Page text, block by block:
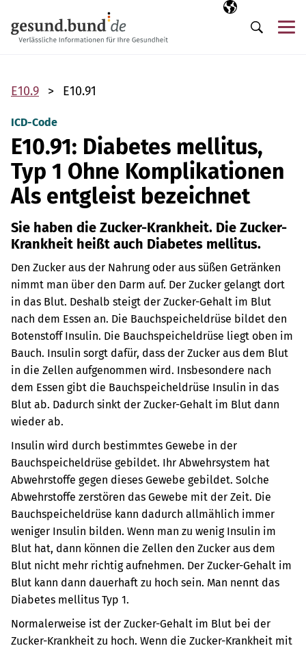
Ausgewählte
DE
Suche
E10.9 E10.91
ICD-Code
E10.91: Diabetes mellitus,
Typ 1 Ohne Komplikationen
Als entgleist bezeichnet
Sie haben die Zucker-Krankheit. Die Zucker-
Krankheit heißt auch Diabetes mellitus.
Den Zucker aus der Nahrung oder aus süßen Getränken
nimmt man über den Darm auf. Der Zucker gelangt dort
in das Blut. Deshalb steigt der Zucker-Gehalt im Blut
nach dem Essen an. Die Bauchspeicheldrüse bildet den
Botenstoff Insulin. Die Bauchspeicheldrüse liegt oben im
Bauch. Insulin sorgt dafür, dass der Zucker aus dem Blut
in die Zellen aufgenommen wird. Insbesondere nach
dem Essen gibt die Bauchspeicheldrüse Insulin in das
Blut ab. Dadurch sinkt der Zucker-Gehalt im Blut dann
wieder ab.
Insulin wird durch bestimmtes Gewebe in der
Bauchspeicheldrüse gebildet. Ihr Abwehrsystem hat
Abwehrstoffe gegen dieses Gewebe gebildet. Solche
Abwehrstoffe zerstören das Gewebe mit der Zeit. Die
Bauchspeicheldrüse kann dadurch allmählich immer
weniger Insulin bilden. Wenn man zu wenig Insulin im
Blut hat, dann können die Zellen den Zucker aus dem
Blut nicht mehr richtig aufnehmen. Der Zucker-Gehalt im
Blut kann dann dauerhaft zu hoch sein. Man nennt das
Diabetes mellitus Typ 1.
Normalerweise ist der Zucker-Gehalt im Blut bei der
Zucker-Krankheit zu hoch. Wenn die Zucker-Krankheit mit